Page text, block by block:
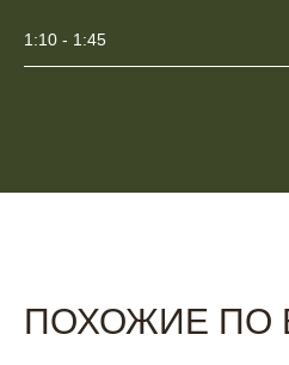
1:10 - 1:45
ПОХОЖИЕ ПО